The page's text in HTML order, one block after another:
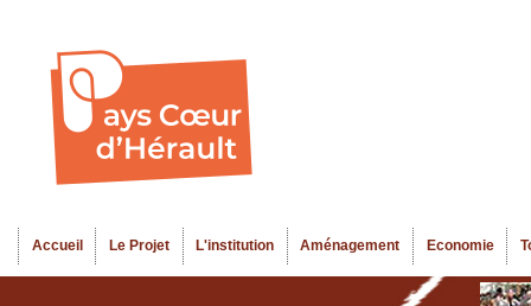
Menu principal
Accueil Le Projet L'institution Aménagement Economie